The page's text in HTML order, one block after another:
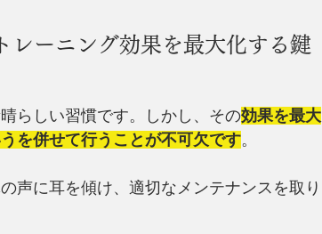
レーニング効果を最大化する鍵
らしい習慣です。しかし、その効果を最大
を併せて行うことが不可欠です。
声に耳を傾け、適切なメンテナンスを取り